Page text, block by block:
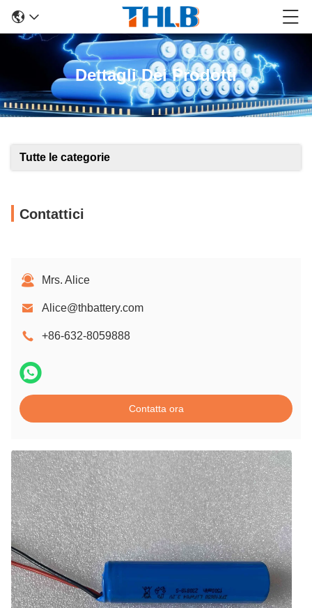
Dettagli Dei Prodotti
Tutte le categorie
Contattici
Mrs. Alice
Alice@thbattery.com
+86-632-8059888
Contatta ora